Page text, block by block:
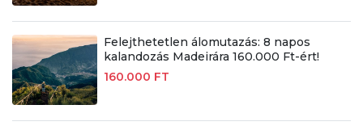
Felejthetetlen álomutazás: 8 napos
kalandozás Madeirára 160.000 Ft-ért!
160.000 FT